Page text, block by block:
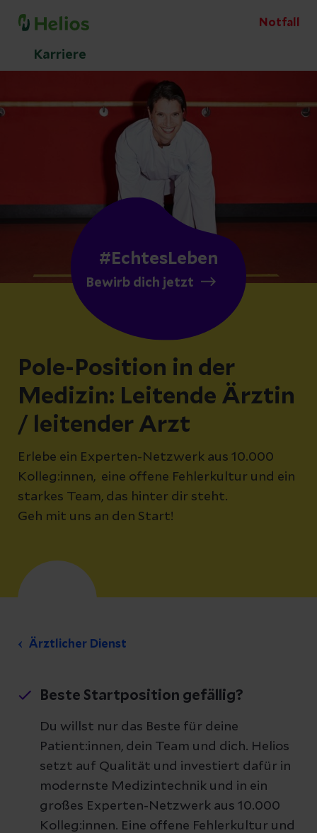
Notfall
Karriere
Pole-Position in der
Medizin: Leitende Ärztin
/ leitender Arzt
Erlebe ein Experten-Netzwerk aus 10.000
Kolleg:innen, eine offene Fehlerkultur und ein
starkes Team, das hinter dir steht.
Geh mit uns an den Start!
#EchtesLeben
Bewirb dich jetzt
Ärztlicher Dienst
Beste Startposition gefällig?
Du willst nur das Beste für deine
Patient:innen, dein Team und dich. Helios
setzt auf Qualität und investiert dafür in
modernste Medizintechnik und in ein
großes Experten-Netzwerk aus 10.000
Kolleg:innen. Eine offene Fehlerkultur und